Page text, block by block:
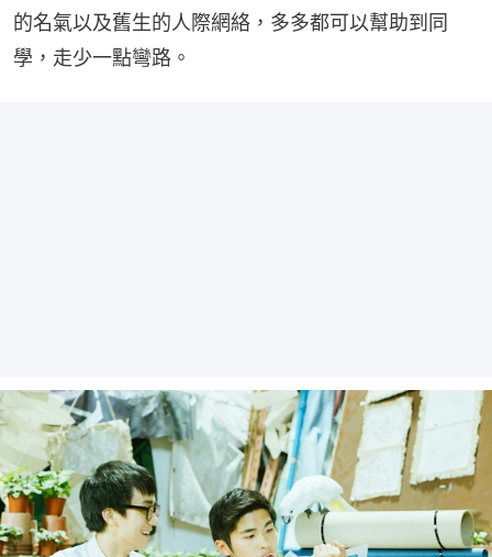
的名氣以及舊生的人際網絡，多多都可以幫助到同
學，走少一點彎路。